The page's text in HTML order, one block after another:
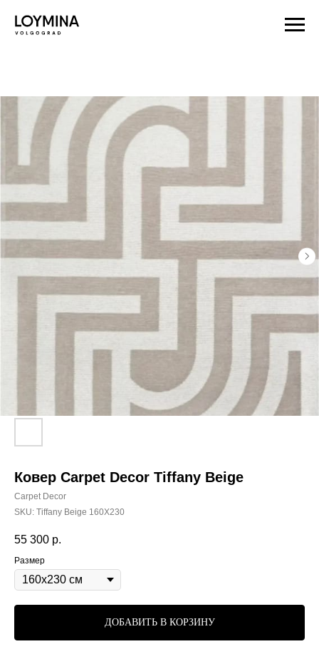
Ковер Carpet Decor Tiffany Beige
Carpet Decor
SKU: Tiffany Beige 160X230
55 300 р.
Размер
ДОБАВИТЬ В КОРЗИНУ